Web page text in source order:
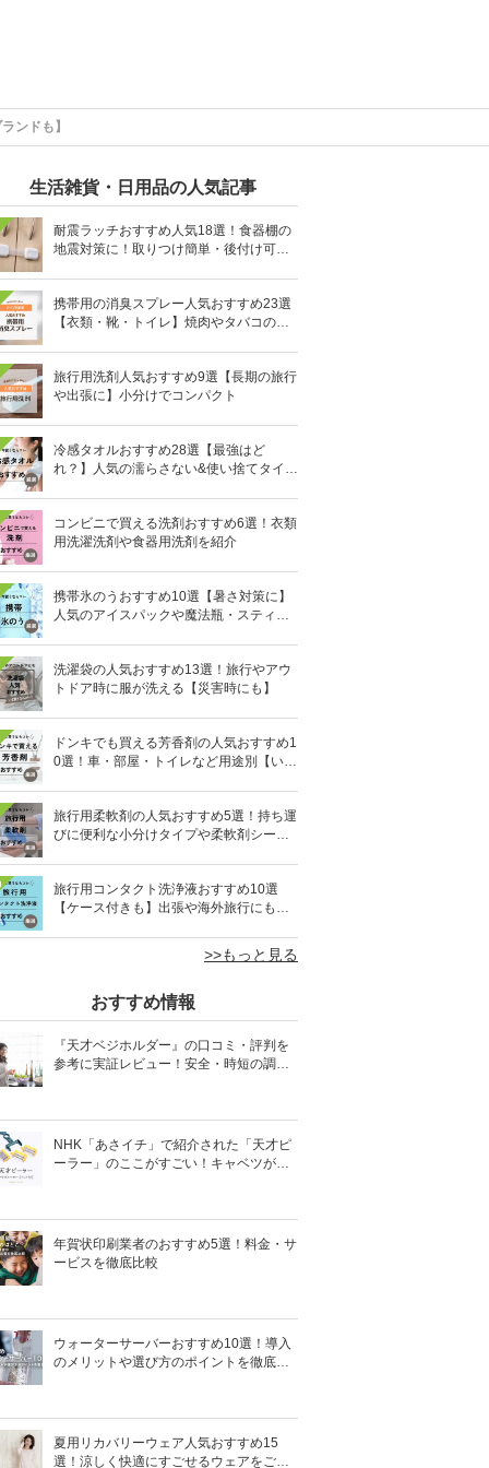
ンドも】
生活雑貨・日用品の人気記事
耐震ラッチおすすめ人気18選！食器棚の
地震対策に！取りつけ簡単・後付け可能
携帯用の消臭スプレー人気おすすめ23選
【衣類・靴・トイレ】焼肉やタバコのニ
旅行用洗剤人気おすすめ9選【長期の旅行
や出張に】小分けでコンパクト
冷感タオルおすすめ28選【最強はど
れ？】人気の濡らさない&使い捨てタイプ
コンビニで買える洗剤おすすめ6選！衣類
用洗濯洗剤や食器用洗剤を紹介
携帯氷のうおすすめ10選【暑さ対策に】
人気のアイスパックや魔法瓶・スティッ
洗濯袋の人気おすすめ13選！旅行やアウ
トドア時に服が洗える【災害時にも】
ドンキでも買える芳香剤の人気おすすめ1
0選！車・部屋・トイレなど用途別【いい
旅行用柔軟剤の人気おすすめ5選！持ち運
びに便利な小分けタイプや柔軟剤シート
旅行用コンタクト洗浄液おすすめ10選
【ケース付きも】出張や海外旅行にも便
>>もっと見る
おすすめ情報
『天才ベジホルダー』の口コミ・評判を
参考に実証レビュー！安全・時短の調理
NHK「あさイチ」で紹介された「天才ピ
ーラー」のここがすごい！キャベツがほ
年賀状印刷業者のおすすめ5選！料金・サ
ービスを徹底比較
ウォーターサーバーおすすめ10選！導入
のメリットや選び方のポイントを徹底解
夏用リカバリーウェア人気おすすめ15
選！涼しく快適にすごせるウェアをご紹